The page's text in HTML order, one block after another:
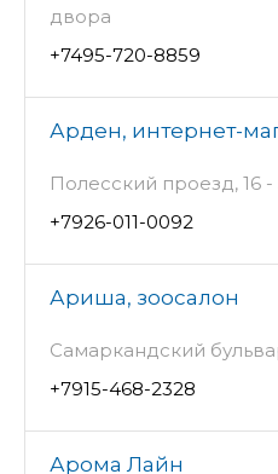
двора
+7495-720-8859
Арден, интернет-
Полесский проезд, 16
+7926-011-0092
Ариша, зоосалон
Самаркандский
+7915-468-2328
Арома Лайн